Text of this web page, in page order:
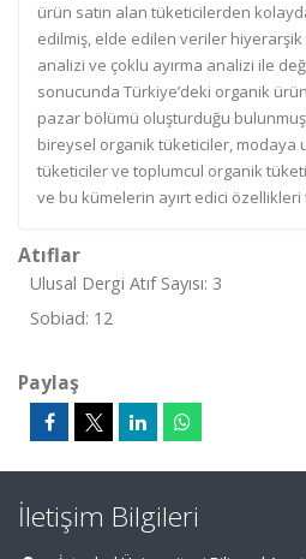
ürün satın alan tüketicilerden
edilmiş, elde edilen veriler
analizi ve çoklu ayırma analizi ile
sonucunda Türkiye’deki organik
pazar bölümü oluşturduğu
bireysel organik tüketiciler, modaya
tüketiciler ve toplumcul organik
ve bu kümelerin ayırt edici özellikleri
Atıflar
Ulusal Dergi Atıf Sayısı: 3
Sobiad: 12
Paylaş
İletişim Bilgileri